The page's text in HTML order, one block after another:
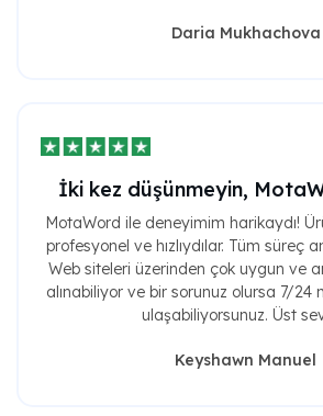
Daria Mukhachova
İki kez düşünmeyin,
MotaWord ile deneyimim harikaydı!
profesyonel ve hızlıydılar. Tüm süreç
Web siteleri üzerinden çok uygun ve
alınabiliyor ve bir sorunuz olursa 7/24
ulaşabiliyorsunuz. Üst
Keyshawn Manuel